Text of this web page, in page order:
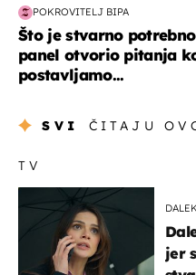
POKROVITELJ BIPA
Što je stvarno
panel otvorio pitanja
postavljamo...
SVI ČITAJU
TV
jer